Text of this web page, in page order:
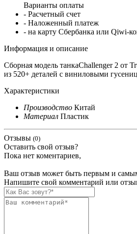
Варианты оплаты
- Расчетный счет
- Наложенный платеж
- на карту Сбербанка или Qiwi-
Информация и описание
Сборная модель танкаChallenger 2 от
из 520+ деталей с виниловыми
Характеристики
Производство Китай
Материал Пластик
Отзывы (0)
Оставить свой отзыв?
Пока нет коментариев,
Ваш отзыв может быть первым и
Напишите свой комментарий или